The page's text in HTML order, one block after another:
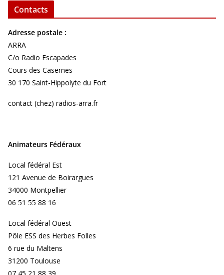
Contacts
Adresse postale :
ARRA
C/o Radio Escapades
Cours des Casernes
30 170 Saint-Hippolyte du Fort
contact (chez) radios-arra.fr
Animateurs Fédéraux
Local fédéral Est
121 Avenue de Boirargues
34000 Montpellier
06 51 55 88 16
Local fédéral Ouest
Pôle ESS des Herbes Folles
6 rue du Maltens
31200 Toulouse